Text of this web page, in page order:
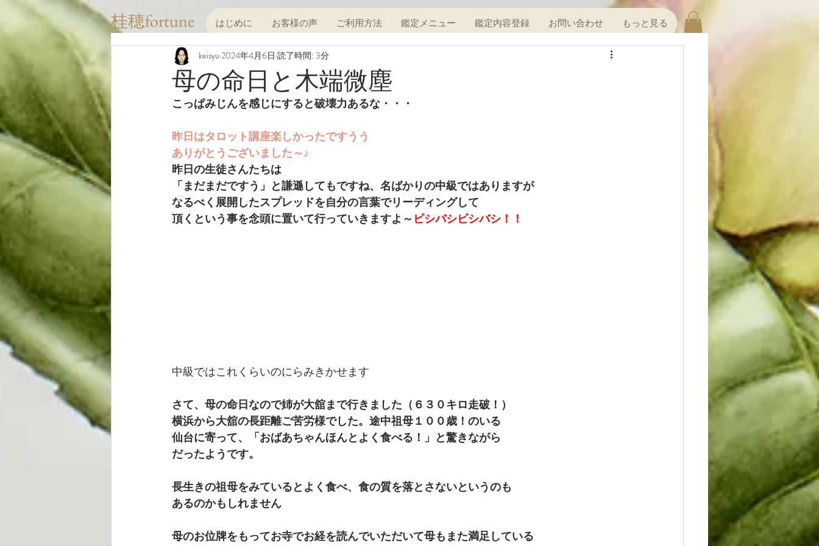
桂穂fortune はじめに お客様の声 ご利用方法 鑑定メニュー 鑑定内容登録 お問い合わせ もっと見る
母の命日と木端微塵
keisyu 2024年4月6日 読了時間: 3分
こっぱみじんを感じにすると破壊力あるな・・・
昨日はタロット講座楽しかったですうう
ありがとうございました～♪
昨日の生徒さんたちは
「まだまだですう」と謙遜してもですね、名ばかりの中級ではありますが
なるべく展開したスプレッドを自分の言葉でリーディングして
頂くという事を念頭に置いて行っていきますよ～ ビシバシビシバシ！！
中級ではこれくらいのにらみきかせます
さて、母の命日なので姉が大舘まで行きました（６３０キロ走破！）
横浜から大舘の長距離ご苦労様でした。途中祖母１００歳！のいる
仙台に寄って、「おばあちゃんほんとよく食べる！」と驚きながら
だったようです。
長生きの祖母をみているとよく食べ、食の質を落とさないというのも
あるのかもしれません
母のお位牌をもってお寺でお経を読んでいただいて母もまた満足している